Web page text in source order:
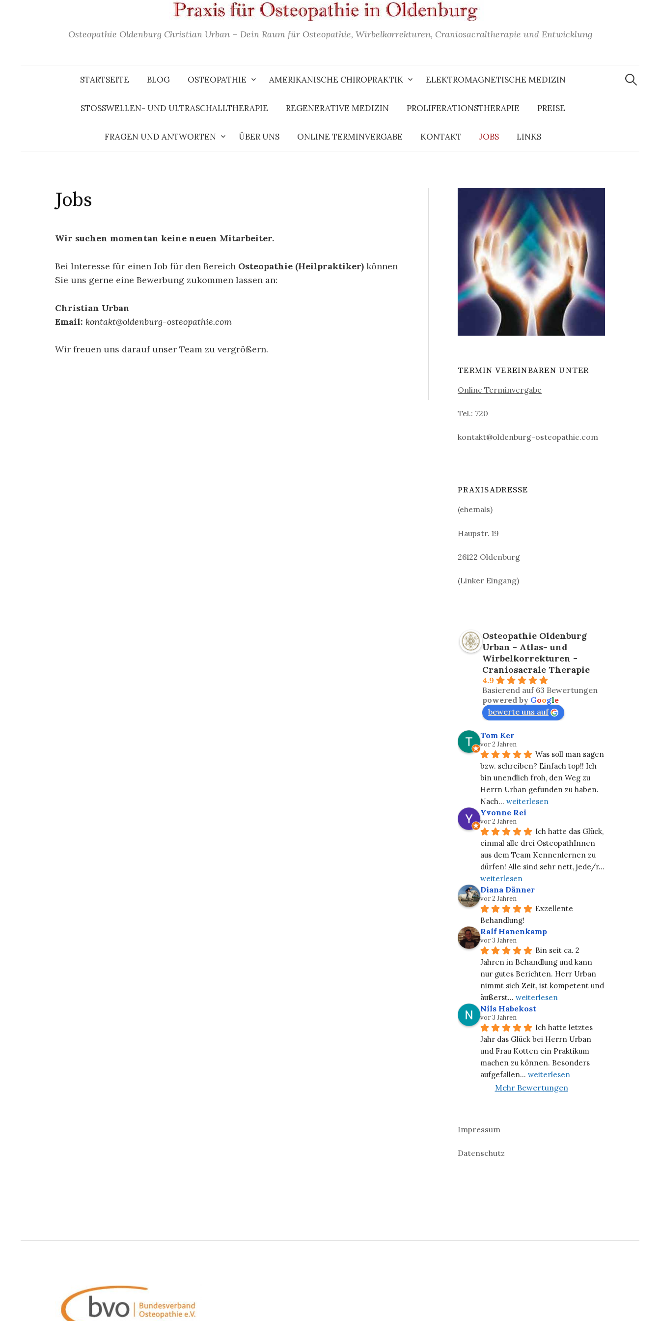
Osteopathie Oldenburg Christian Urban – Dein Raum für Osteopathie, Wirbelkorrekturen, Craniosacraltherapie und Entwicklung
STARTSEITE BLOG OSTEOPATHIE AMERIKANISCHE CHIROPRAKTIK ELEKTROMAGNETISCHE MEDIZIN
STOSSWELLEN- UND ULTRASCHALLTHERAPIE REGENERATIVE MEDIZIN PROLIFERATIONSTHERAPIE PREISE
FRAGEN UND ANTWORTEN ÜBER UNS ONLINE TERMINVERGABE KONTAKT JOBS LINKS
Suchen
nach:
Jobs
Wir suchen momentan keine neuen Mitarbeiter.
Bei Interesse für einen Job für den Bereich Osteopathie (Heilpraktiker) können
Sie uns gerne eine Bewerbung zukommen lassen an:
Christian Urban
Email: kontakt@oldenburg-osteopathie.com
Wir freuen uns darauf unser Team zu vergrößern.
TERMIN VEREINBAREN UNTER
Online Terminvergabe
Tel.: 720
kontakt@oldenburg-osteopathie.com
PRAXISADRESSE
(ehemals)
Haupstr. 19
26122 Oldenburg
(Linker Eingang)
Osteopathie Oldenburg
Urban - Atlas- und
Wirbelkorrekturen -
Craniosacrale Therapie
4.9
Basierend auf 63 Bewertungen
powered by Google
bewerte uns auf
Tom Ker
vor 2 Jahren
Was soll man sagen
bzw. schreiben? Einfach top!! Ich
bin unendlich froh, den Weg zu
Herrn Urban gefunden zu haben.
Nach... weiterlesen
Yvonne Rei
vor 2 Jahren
Ich hatte das Glück,
einmal alle drei OsteopathInnen
aus dem Team Kennenlernen zu
dürfen! Alle sind sehr nett, jede/r
weiterlesen
Diana Dänner
vor 2 Jahren
Exzellente
Behandlung!
Ralf Hanenkamp
vor 3 Jahren
Bin seit ca. 2
Jahren in Behandlung und kann
nur gutes Berichten. Herr Urban
nimmt sich Zeit, ist kompetent und
äußerst... weiterlesen
Nils Habekost
vor 3 Jahren
Ich hatte letztes
Jahr das Glück bei Herrn Urban
und Frau Kotten ein Praktikum
machen zu können. Besonders
aufgefallen... weiterlesen
Mehr Bewertungen
Impressum
Datenschutz